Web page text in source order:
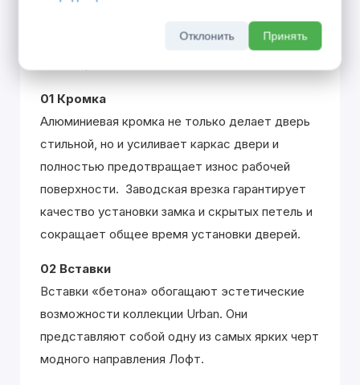
21 веке — алюминиевая кромка и блеск стекла
— стали фирменными элементами данной
01 Кромка
Алюминиевая кромка не только делает дверь
стильной, но и усиливает каркас двери и
полностью предотвращает износ рабочей
поверхности. Заводская врезка гарантирует
качество установки замка и скрытых петель и
сокращает общее время установки дверей.
02 Вставки
Вставки «бетона» обогащают эстетические
возможности коллекции Urban. Они
представляют собой одну из самых ярких черт
модного направления Лофт.
Отклонить Принять